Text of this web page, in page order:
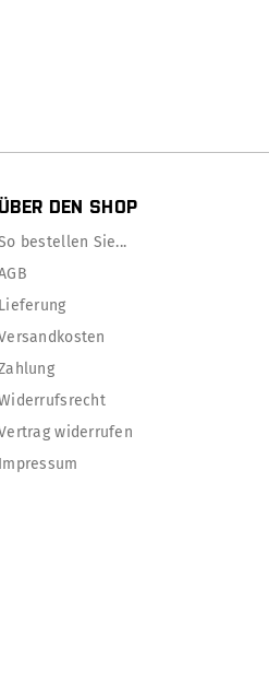
ÜBER DEN SHOP
bestellen Sie...
Lieferung
widerrufen
Impressum